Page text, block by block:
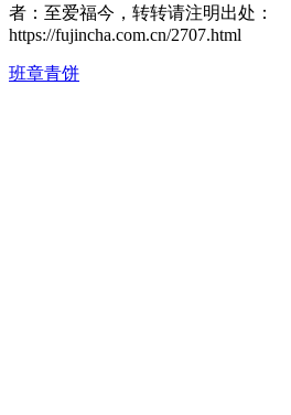
者：至爱福今，转转请注明出处：
https://fujincha.com.cn/2707.html
班章青饼